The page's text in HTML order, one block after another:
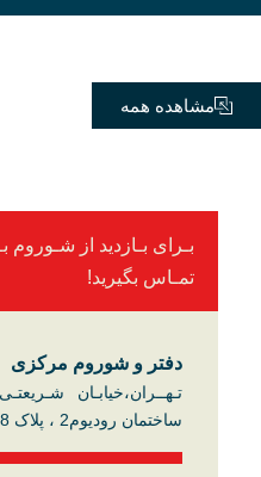
مشاهده همه
بـرای بـازدید از شـوروم
تمـاس بگیرید!
دفتر و شوروم مرکزی​
تـهــران،خیابـان
ساختمان رودیوم2 ، پلاک 1818، واحد 5